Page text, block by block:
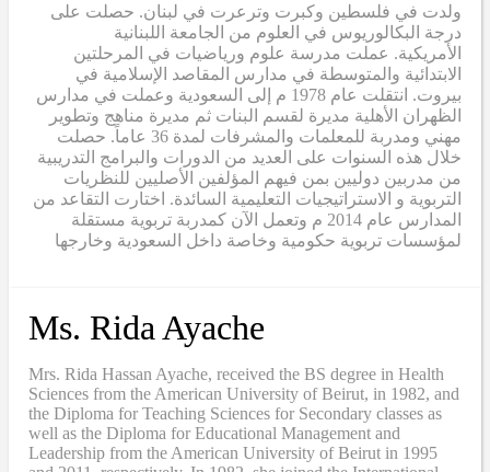
ولدت في فلسطين وكبرت وترعرت في لبنان. حصلت على
درجة البكالوريوس في العلوم من الجامعة اللبنانية
الأمريكية. عملت مدرسة علوم ورياضيات في المرحلتين
الابتدائية والمتوسطة في مدارس المقاصد الإسلامية في
بيروت. انتقلت عام 1978 م إلى السعودية وعملت في مدارس
الظهران الأهلية مديرة لقسم البنات ثم مديرة مناهج وتطوير
مهني ومدربة للمعلمات والمشرفات لمدة 36 عاماً. حصلت
خلال هذه السنوات على العديد من الدورات والبرامج التدريبية
من مدربين دوليين بمن فيهم المؤلفين الأصليين للنظريات
التربوية و الاستراتيجيات التعليمية السائدة. اختارت التقاعد من
المدارس عام 2014 م وتعمل الآن كمدربة تربوية مستقلة
لمؤسسات تربوية حكومية وخاصة داخل السعودية وخارجها
Ms. Rida Ayache
Mrs. Rida Hassan Ayache, received the BS degree in Health
Sciences from the American University of Beirut, in 1982, and
the Diploma for Teaching Sciences for Secondary classes as
well as the Diploma for Educational Management and
Leadership from the American University of Beirut in 1995